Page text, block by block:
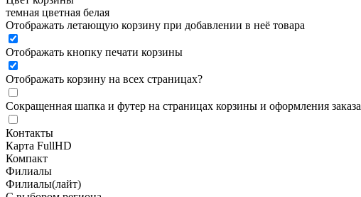
темная цветная белая
Отображать летающую корзину при добавлении в неё товара
Отображать кнопку печати корзины
Отображать корзину на всех страницах?
Сокращенная шапка и футер на страницах корзины и оформления заказа
Контакты
Карта FullHD
Компакт
Филиалы
Филиалы(лайт)